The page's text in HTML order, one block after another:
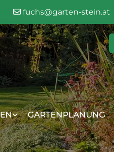
 fuchs@garten-stein.at
GARTENPLANUNG